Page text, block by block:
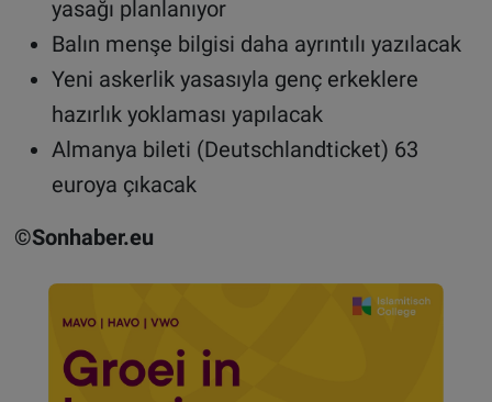
yasağı planlanıyor
Balın menşe bilgisi daha ayrıntılı yazılacak
Yeni askerlik yasasıyla genç erkeklere
hazırlık yoklaması yapılacak
Almanya bileti (Deutschlandticket) 63
euroya çıkacak
©Sonhaber.eu